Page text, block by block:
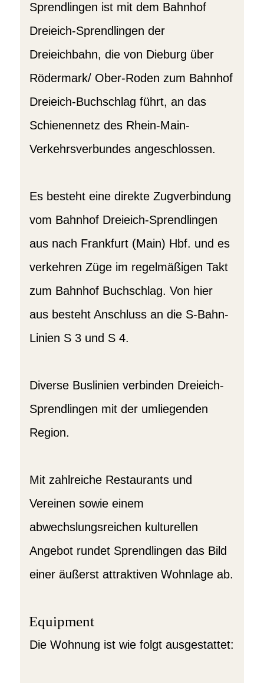
Sprendlingen ist mit dem Bahnhof
Dreieich-Sprendlingen der
Dreieichbahn, die von Dieburg über
Rödermark/ Ober-Roden zum Bahnhof
Dreieich-Buchschlag führt, an das
Schienennetz des Rhein-Main-
Verkehrsverbundes angeschlossen.
Es besteht eine direkte Zugverbindung
vom Bahnhof Dreieich-Sprendlingen
aus nach Frankfurt (Main) Hbf. und es
verkehren Züge im regelmäßigen Takt
zum Bahnhof Buchschlag. Von hier
aus besteht Anschluss an die S-Bahn-
Linien S 3 und S 4.
Diverse Buslinien verbinden Dreieich-
Sprendlingen mit der umliegenden
Region.
Mit zahlreiche Restaurants und
Vereinen sowie einem
abwechslungsreichen kulturellen
Angebot rundet Sprendlingen das Bild
einer äußerst attraktiven Wohnlage ab.
Equipment
Die Wohnung ist wie folgt ausgestattet: